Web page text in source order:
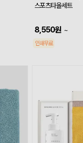
스포츠타올세트
8,550원 ~
인쇄무료